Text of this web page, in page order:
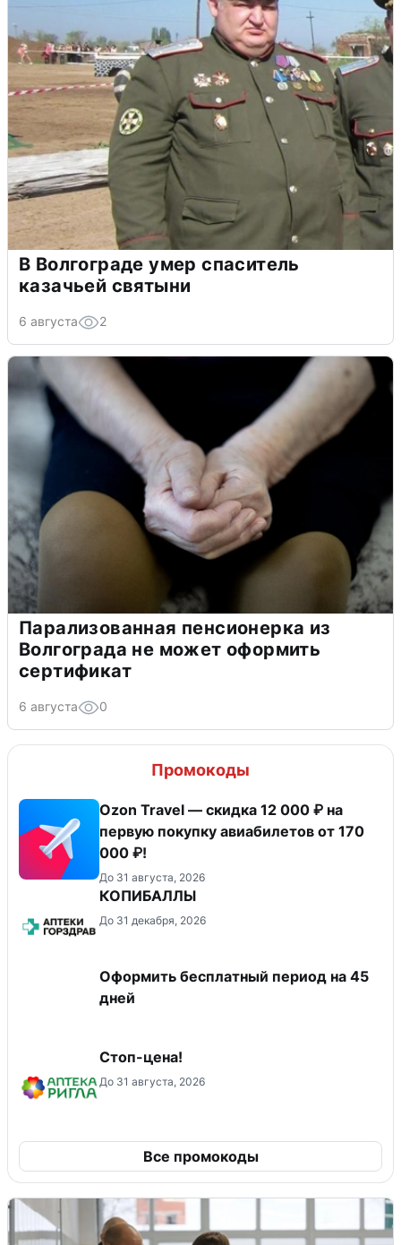
В Волгограде умер спаситель
казачьей святыни
6 августа 2
Парализованная пенсионерка из
Волгограда не может оформить
сертификат
6 августа 0
Промокоды
Ozon Travel — скидка 12 000 ₽ на
первую покупку авиабилетов от 170
000 ₽!
До 31 августа, 2026
КОПИБАЛЛЫ
До 31 декабря, 2026
Оформить бесплатный период на 45
дней
Стоп-цена!
До 31 августа, 2026
Все промокоды